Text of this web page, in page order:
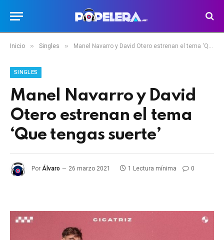
Inicio » Singles » Manel Navarro y David Otero estrenan el tema ‘Que tengas suerte’
SINGLES
Manel Navarro y David
Otero estrenan el tema
‘Que tengas suerte’
Por Álvaro 26 marzo 2021 1 Lectura mínima 0